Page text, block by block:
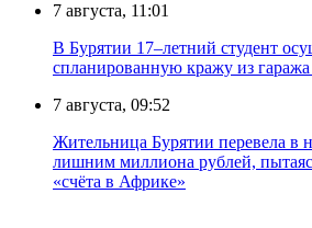
7 августа, 11:01
В Бурятии 17–летний студент
спланированную кражу из
7 августа, 09:52
Жительница Бурятии перевела в
лишним миллиона рублей,
«счёта в Африке»